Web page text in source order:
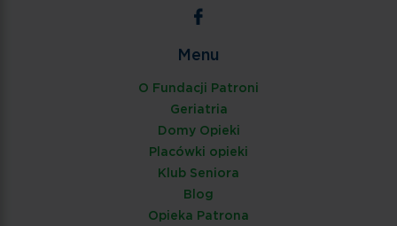
Menu
O Fundacji Patroni
Geriatria
Domy Opieki
Placówki opieki
Klub Seniora
Blog
Opieka Patrona